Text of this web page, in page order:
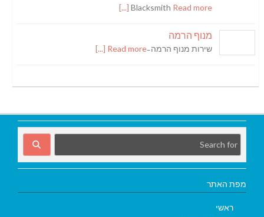
Blacksmith Read more [...]
מנוף הרמה
שירות מנוף הרמה ̵Read more [...]
מפת האתר
ראשי